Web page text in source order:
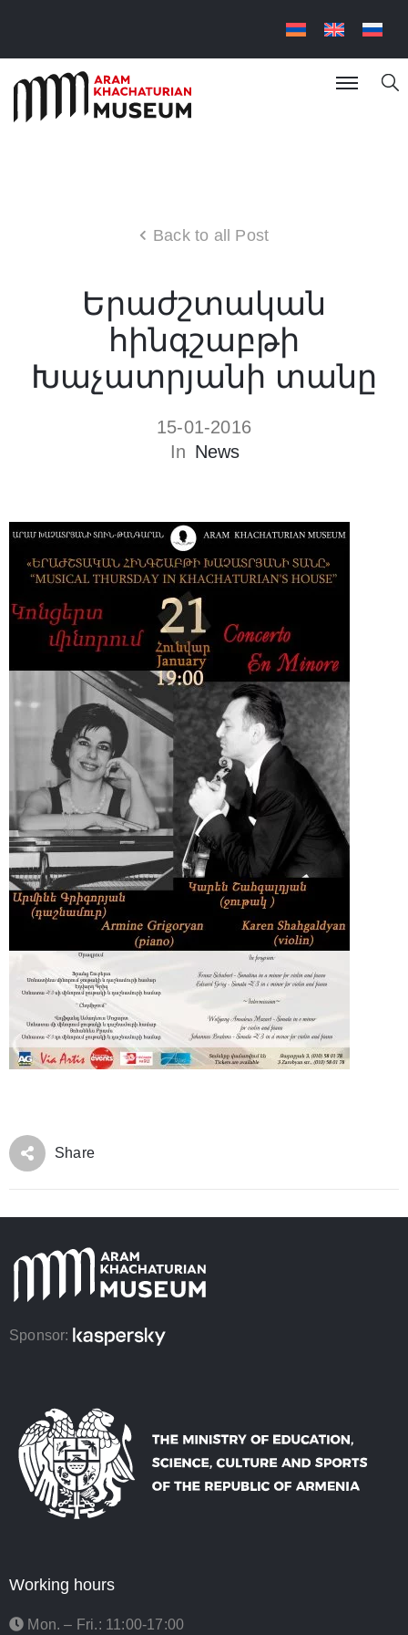
Back to all Post
Երաժշտական
հինգշաբթի
Խաչատրյանի տանը
15-01-2016
In News
Share
Sponsor:
Working hours
Mon. – Fri.: 11:00-17:00